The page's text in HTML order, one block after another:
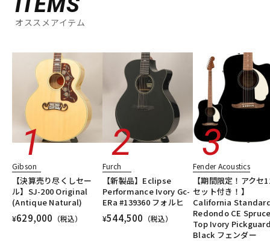
オススメアイテム
Gibson
【決算売り尽くしセー
ル】SJ-200 Original
(Antique Natural)
¥629,000 （税込）
Furch
【新製品】Eclipse
Performance Ivory Gc-
ERa #139360 フォルヒ
¥544,500 （税込）
Fender Acoustics
【期間限定！アクセ
セット付き！】
California
Redondo CE
Top Ivory
Black フェンダー